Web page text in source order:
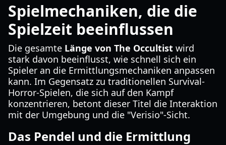
Spielmechaniken, die die
Spielzeit beeinflussen
Die gesamte Länge von The Occultist wird
stark davon beeinflusst, wie schnell sich ein
Spieler an die Ermittlungsmechaniken anpassen
kann. Im Gegensatz zu traditionellen Survival-
Horror-Spielen, die sich auf den Kampf
konzentrieren, betont dieser Titel die Interaktion
mit der Umgebung und die "Verisio"-Sicht.
Das Pendel und die Ermittlung